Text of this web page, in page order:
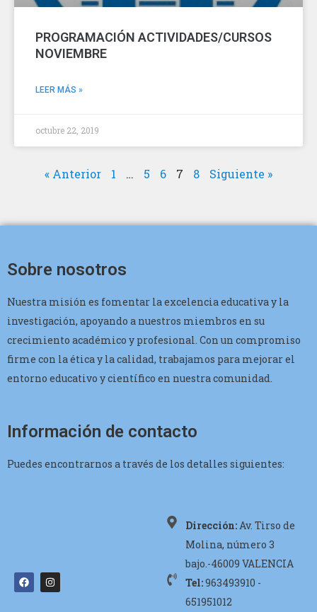
PROGRAMACIÓN ACTIVIDADES/CURSOS
NOVIEMBRE
LEER MÁS »
octubre 22, 2019
« Anterior 1 … 5 6 7 8 Siguiente »
Sobre nosotros
Nuestra misión es fomentar la excelencia educativa y la
investigación, apoyando a nuestros miembros en su
crecimiento académico y profesional. Con un compromiso
firme con la ética y la calidad, trabajamos para mejorar el
entorno educativo y científico en nuestra comunidad.
Información de contacto
Puedes encontrarnos a través de los detalles siguientes:
Dirección:Av. Tirso de
Molina, número 3
bajo.-46009 VALENCIA
Tel:963493910 -
651951012